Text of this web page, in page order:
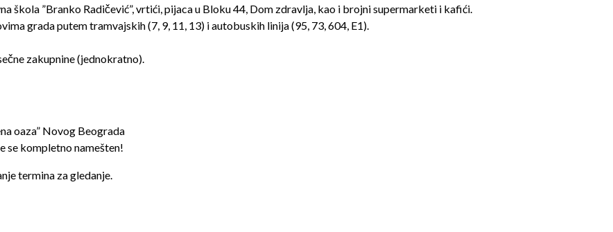
škola ”Branko Radičević”, vrtići, pijaca u Bloku 44, Dom zdravlja, kao i brojni supermarketi i kafići.
grada putem tramvajskih (7, 9, 11, 13) i autobuskih linija (95, 73, 604, E1).
zakupnine (jednokratno).
oaza” Novog Beograda
se kompletno namešten!
termina za gledanje.